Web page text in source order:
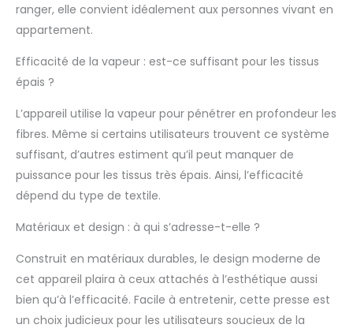
commercial léger.
grands articles tels
nombreux articles
plus grands, veuillez
considérer le modèle
81HD, 91HD ou 101HD,
car plus la surface de
rapide Garantie de 24
mois (usage
domestique) / 12
mois (utilisation
commerciale), y
compris la livraison et
ranger, elle convient idéalement aux personnes vivant en
appartement.
Efficacité de la vapeur : est-ce suffisant pour les tissus
épais ?
L’appareil utilise la vapeur pour pénétrer en profondeur les
fibres. Même si certains utilisateurs trouvent ce système
suffisant, d’autres estiment qu’il peut manquer de
puissance pour les tissus très épais. Ainsi, l’efficacité
dépend du type de textile.
Matériaux et design : à qui s’adresse-t-elle ?
Construit en matériaux durables, le design moderne de
cet appareil plaira à ceux attachés à l’esthétique aussi
bien qu’à l’efficacité. Facile à entretenir, cette presse est
un choix judicieux pour les utilisateurs soucieux de la